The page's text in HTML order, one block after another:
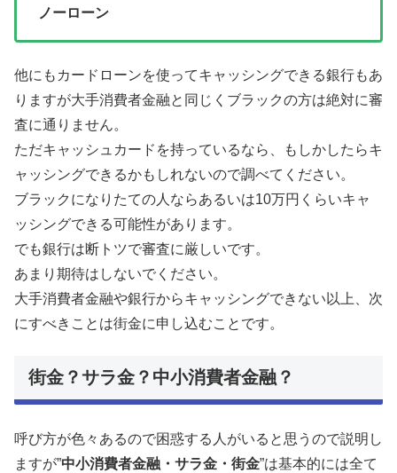
ノーローン
他にもカードローンを使ってキャッシングできる銀行もあ
りますが大手消費者金融と同じくブラックの方は絶対に審
査に通りません。
ただキャッシュカードを持っているなら、もしかしたらキ
ャッシングできるかもしれないので調べてください。
ブラックになりたての人ならあるいは10万円くらいキャ
ッシングできる可能性があります。
でも銀行は断トツで審査に厳しいです。
あまり期待はしないでください。
大手消費者金融や銀行からキャッシングできない以上、次
にすべきことは街金に申し込むことです。
街金？サラ金？中小消費者金融？
呼び方が色々あるので困惑する人がいると思うので説明し
ますが”中小消費者金融・サラ金・街金”は基本的には全て